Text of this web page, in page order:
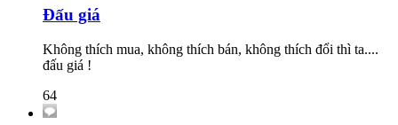
Đấu giá
Không thích mua, không thích bán, không thích đổi thì ta....
đấu giá !
64